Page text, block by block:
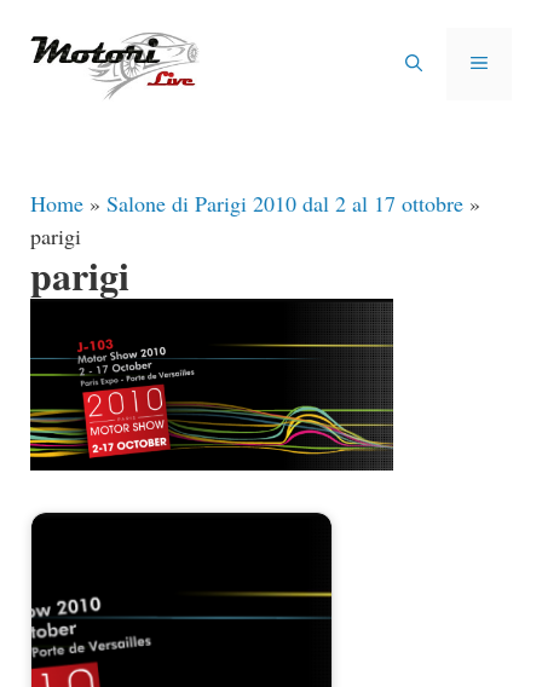
MENU
Home » Salone di Parigi 2010 dal 2 al 17 ottobre »
parigi
parigi